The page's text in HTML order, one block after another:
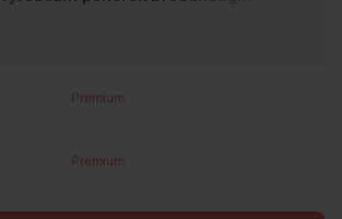
Premium
Premium